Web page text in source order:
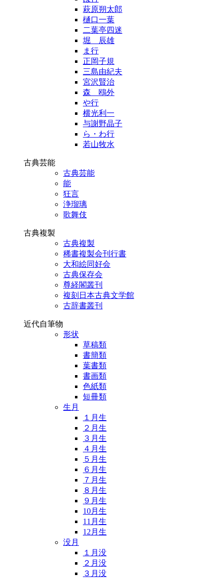
萩原朔太郎
樋口一葉
二葉亭四迷
堀 辰雄
ま行
正岡子規
三島由紀夫
宮沢賢治
森 鴎外
や行
横光利一
与謝野晶子
ら・わ行
若山牧水
古典芸能
古典芸能
能
狂言
浄瑠璃
歌舞伎
古典複製
古典複製
稀書複製会刊行書
大和絵同好会
古典保存会
尊経閣叢刊
複刻日本古典文学館
古辞書叢刊
近代自筆物
形状
草稿類
書簡類
葉書類
書画類
色紙類
短冊類
生月
１月生
２月生
３月生
４月生
５月生
６月生
７月生
８月生
９月生
10月生
11月生
12月生
没月
１月没
２月没
３月没